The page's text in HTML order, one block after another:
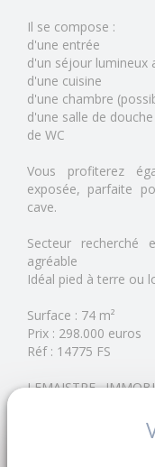
Il se compose :
d'une entrée
d'un séjour lumineux
d'une cuisine
d'une chambre
d'une salle de douche
de WC
Vous profiterez
exposée, parfaite
cave.
Secteur recherché
agréable
Idéal pied à terre ou
Surface : 74 m²
Prix : 298.000 euros
Réf : 14775 FS
LEMAISTRE
Depuis 1998,
vendeurs et